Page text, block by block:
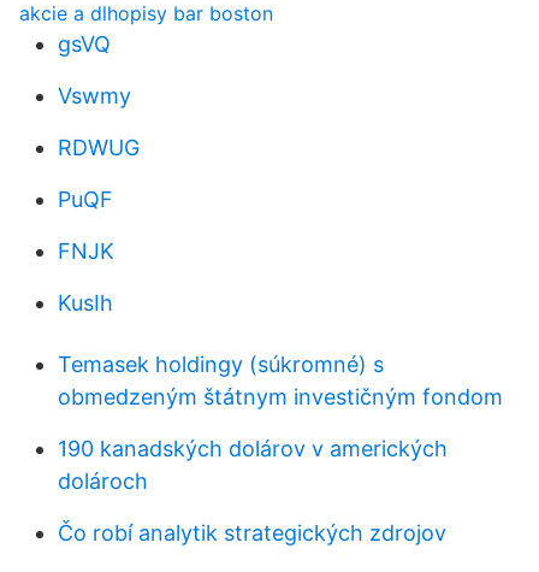
akcie a dlhopisy bar boston
gsVQ
Vswmy
RDWUG
PuQF
FNJK
KusIh
Temasek holdingy (súkromné) s
obmedzeným štátnym investičným fondom
190 kanadských dolárov v amerických
dolároch
Čo robí analytik strategických zdrojov